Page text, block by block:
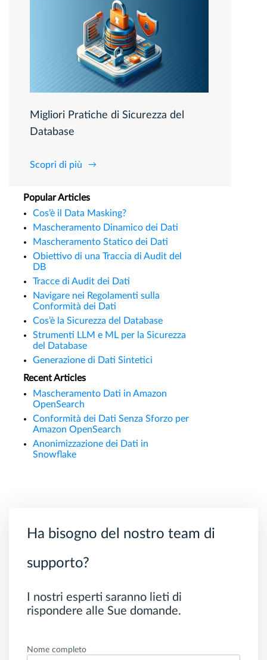
Migliori Pratiche di Sicurezza del
Database
Scopri di più
Popular Articles
Cos’è il Data Masking?
Mascheramento Dinamico dei Dati
Mascheramento Statico dei Dati
Obiettivo di una Traccia di Audit del
DB
Tracce di Audit dei Dati
Navigare nei Regolamenti sulla
Conformità dei Dati
Cos’è la Sicurezza del Database
Strumenti LLM e ML per la Sicurezza
del Database
Generazione di Dati Sintetici
Recent Articles
Mascheramento Dati in Amazon
OpenSearch
Conformità dei Dati Senza Sforzo per
Amazon OpenSearch
Anonimizzazione dei Dati in
Snowflake
Ha bisogno del nostro team di
supporto?
I nostri esperti saranno lieti di
rispondere alle Sue domande.
Nome completo